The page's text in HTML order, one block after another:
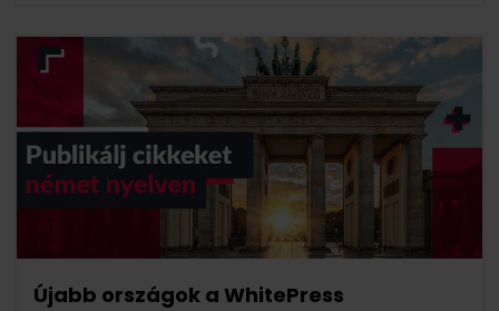
Újabb országok a WhitePress